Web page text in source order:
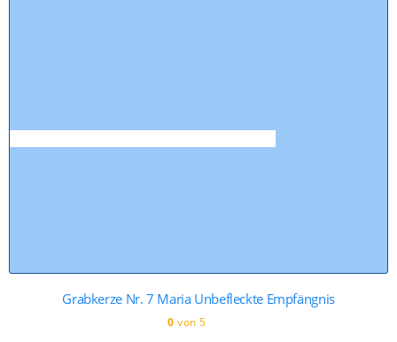
Grabkerze Nr. 7 Maria Unbefleckte Empfängnis
0 von 5